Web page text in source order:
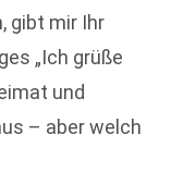
gibt mir Ihr
„Ich grüße
und
– aber welch